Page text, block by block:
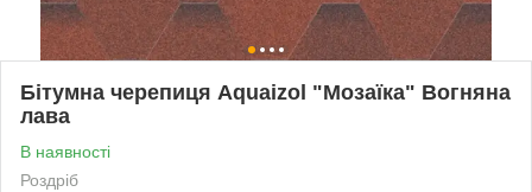
Бітумна черепиця Aquaizol "Мозаїка" Вогняна
лава
В наявності
Роздріб